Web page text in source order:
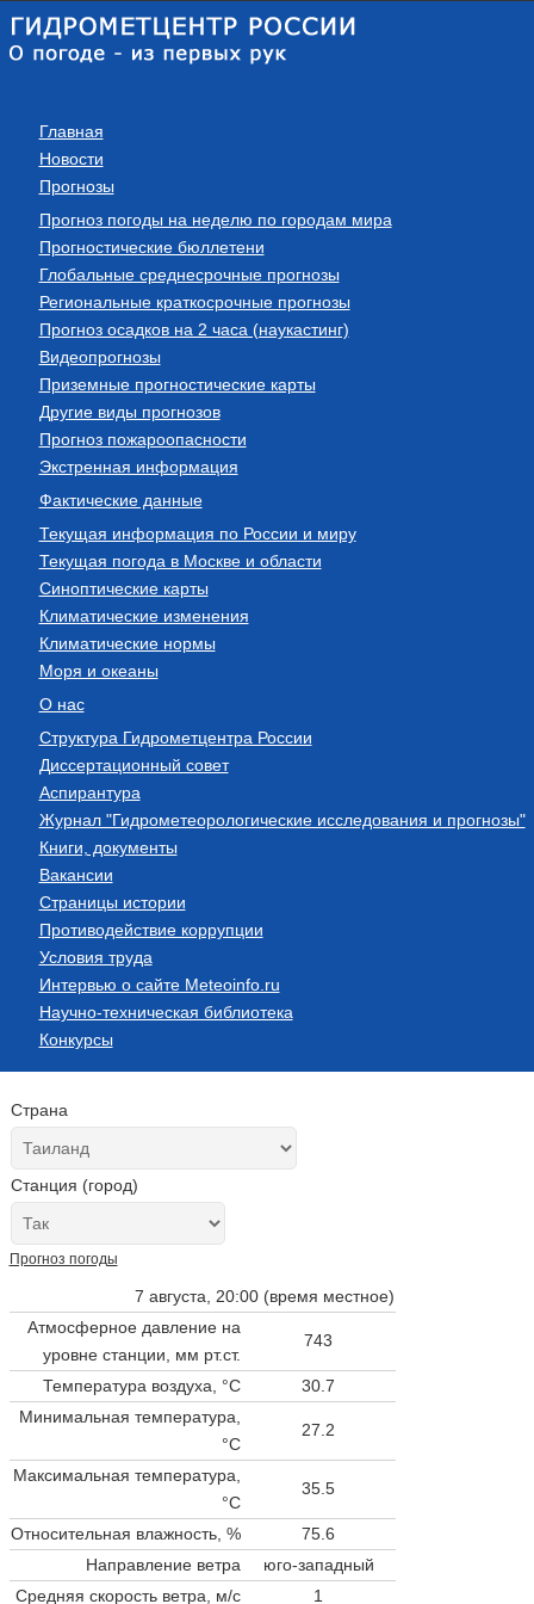
Главная
Новости
Прогнозы
Прогноз погоды на неделю по городам мира
Прогностические бюллетени
Глобальные среднесрочные прогнозы
Региональные краткосрочные прогнозы
Прогноз осадков на 2 часа (наукастинг)
Видеопрогнозы
Приземные прогностические карты
Другие виды прогнозов
Прогноз пожароопасности
Экстренная информация
Фактические данные
Текущая информация по России и миру
Текущая погода в Москве и области
Синоптические карты
Климатические изменения
Климатические нормы
Моря и океаны
О нас
Структура Гидрометцентра России
Диссертационный совет
Аспирантура
Журнал "Гидрометеорологические исследования и прогнозы"
Книги, документы
Вакансии
Страницы истории
Противодействие коррупции
Условия труда
Интервью о сайте Meteoinfo.ru
Научно-техническая библиотека
Конкурсы
Страна
Станция (город)
Прогноз погоды
7 августа, 20:00 (время местное)
Атмосферное давление на
уровне станции, мм рт.ст.
743
Температура воздуха, °C
30.7
Минимальная температура,
°C
27.2
Максимальная температура,
°C
35.5
Относительная влажность, %
75.6
Направление ветра
юго-западный
Средняя скорость ветра, м/с
1